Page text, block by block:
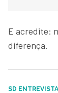
E acredite:
diferença.
SD ENTREVISTA